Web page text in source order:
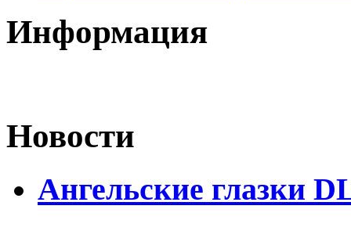
Информация
Новости
Ангельские глазки